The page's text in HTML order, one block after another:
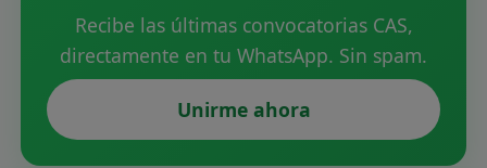
Recibe las últimas convocatorias CAS,
directamente en tu WhatsApp. Sin spam.
Unirme ahora